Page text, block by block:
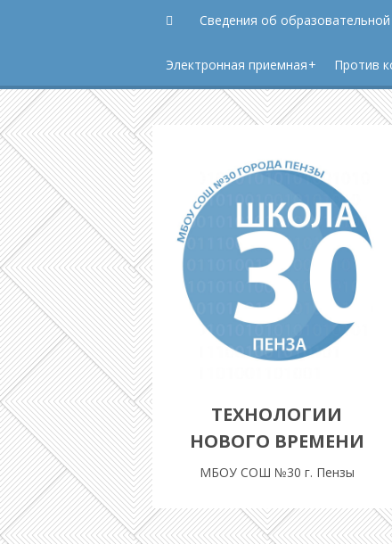
Сведения об образовательной
Электронная приемная Против
ТЕХНОЛОГИИ
НОВОГО ВРЕМЕНИ
МБОУ СОШ №30 г. Пензы